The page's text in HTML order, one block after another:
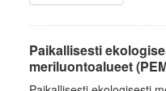
Paikallisesti
meriluontoalueet